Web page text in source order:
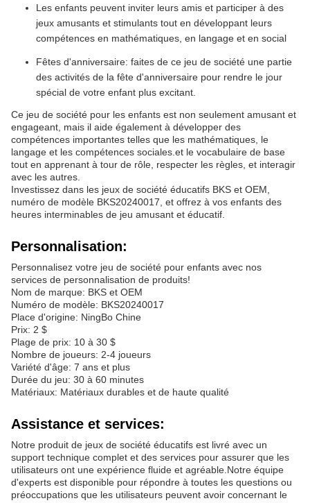
Les enfants peuvent inviter leurs amis et participer à des
jeux amusants et stimulants tout en développant leurs
compétences en mathématiques, en langage et en social
Fêtes d'anniversaire: faites de ce jeu de société une partie
des activités de la fête d'anniversaire pour rendre le jour
spécial de votre enfant plus excitant.
Ce jeu de société pour les enfants est non seulement amusant et
engageant, mais il aide également à développer des
compétences importantes telles que les mathématiques, le
langage et les compétences sociales.et le vocabulaire de base
tout en apprenant à tour de rôle, respecter les règles, et interagir
avec les autres.
Investissez dans les jeux de société éducatifs BKS et OEM,
numéro de modèle BKS20240017, et offrez à vos enfants des
heures interminables de jeu amusant et éducatif.
Personnalisation:
Personnalisez votre jeu de société pour enfants avec nos
services de personnalisation de produits!
Nom de marque: BKS et OEM
Numéro de modèle: BKS20240017
Place d'origine: NingBo Chine
Prix: 2 $
Plage de prix: 10 à 30 $
Nombre de joueurs: 2-4 joueurs
Variété d'âge: 7 ans et plus
Durée du jeu: 30 à 60 minutes
Matériaux: Matériaux durables et de haute qualité
Assistance et services:
Notre produit de jeux de société éducatifs est livré avec un
support technique complet et des services pour assurer que les
utilisateurs ont une expérience fluide et agréable.Notre équipe
d'experts est disponible pour répondre à toutes les questions ou
préoccupations que les utilisateurs peuvent avoir concernant le